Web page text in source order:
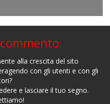
alla crescita del sito
con gli utenti e con gli
e lasciare il tuo segno.